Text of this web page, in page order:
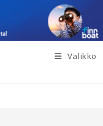
Valikko